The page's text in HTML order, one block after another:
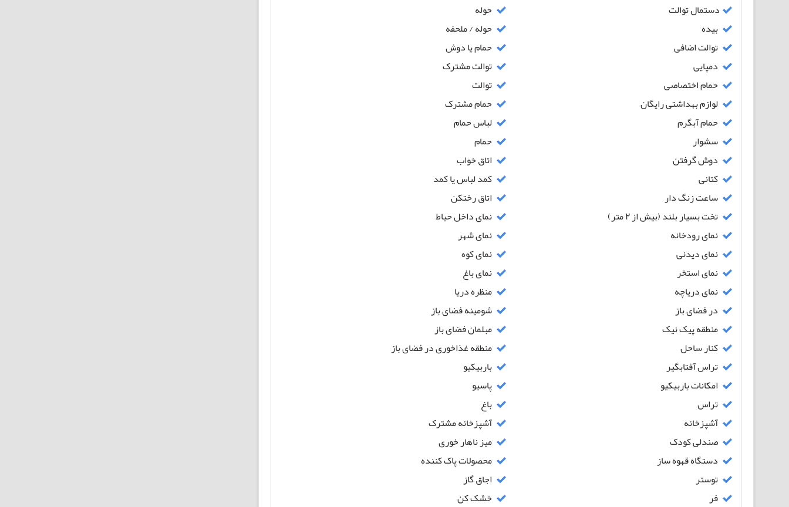
دستمال توالت
حوله
بیده
حوله / ملحفه
توالت اضافی
حمام یا دوش
دمپایی
توالت مشترک
حمام اختصاصی
توالت
لوازم بهداشتی رایگان
حمام مشترک
حمام آبگرم
لباس حمام
سشوار
حمام
دوش گرفتن
اتاق خواب
کتانی
کمد لباس یا کمد
ساعت زنگ دار
اتاق رختکن
تخت بسیار بلند (بیش از 2 متر)
نمای داخل حیاط
نمای رودخانه
نمای شهر
نمای دیدنی
نمای کوه
نمای استخر
نمای باغ
نمای دریاچه
منظره دریا
در فضای باز
شومینه فضای باز
منطقه پیک نیک
مبلمان فضای باز
کنار ساحل
منطقه غذاخوری در فضای باز
تراس آفتابگیر
باربیکیو
امکانات باربیکیو
پاسیو
تراس
باغ
آشپزخانه
آشپزخانه مشترک
صندلی کودک
میز ناهار خوری
دستگاه قهوه ساز
محصولات پاک کننده
توستر
اجاق گاز
فر
خشک کن